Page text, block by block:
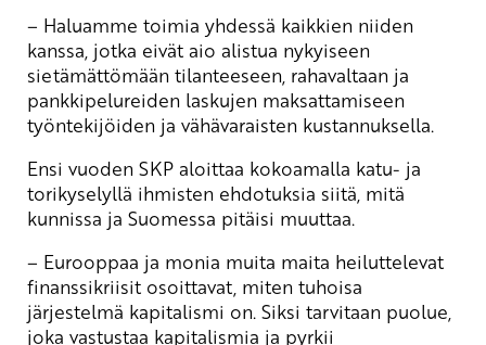
– Haluamme toimia yhdessä kaikkien niiden
kanssa, jotka eivät aio alistua nykyiseen
sietämättömään tilanteeseen, rahavaltaan ja
pankkipelureiden laskujen maksattamiseen
työntekijöiden ja vähävaraisten kustannuksella.
Ensi vuoden SKP aloittaa kokoamalla katu- ja
torikyselyllä ihmisten ehdotuksia siitä, mitä
kunnissa ja Suomessa pitäisi muuttaa.
– Eurooppaa ja monia muita maita heiluttelevat
finanssikriisit osoittavat, miten tuhoisa
järjestelmä kapitalismi on. Siksi tarvitaan puolue,
joka vastustaa kapitalismia ja pyrkii